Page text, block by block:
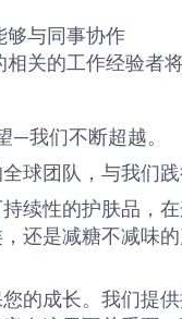
够与同事协作
关的工作经验者将
我们不断超越。
球团队，与我们践
续性的护肤品，
还是减糖不减味
的成长。我们提